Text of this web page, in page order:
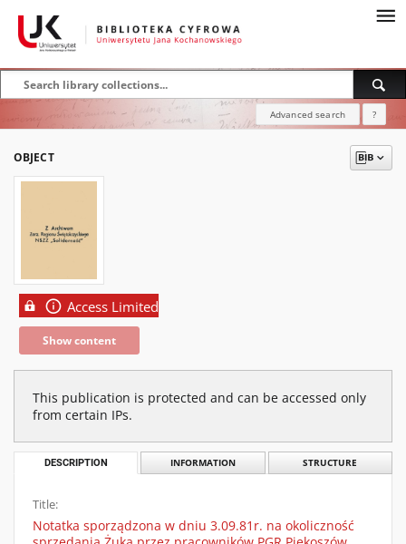
Advanced search ?
OBJECT
Access Limited
Show content
This publication is protected and can be accessed only
from certain IPs.
DESCRIPTION INFORMATION STRUCTURE
Title:
Notatka sporządzona w dniu 3.09.81r. na okoliczność